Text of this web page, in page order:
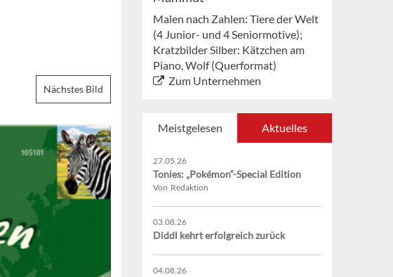
Nächstes Bild
Malen nach Zahlen: Tiere der Welt
(4 Junior- und 4 Seniormotive);
Kratzbilder Silber: Kätzchen am
Piano, Wolf (Querformat)
Zum Unternehmen
Meistgelesen Aktuelles
27.05.26
Tonies: „Pokémon“-Special Edition
Von Redaktion
03.08.26
Diddl kehrt erfolgreich zurück
04.08.26